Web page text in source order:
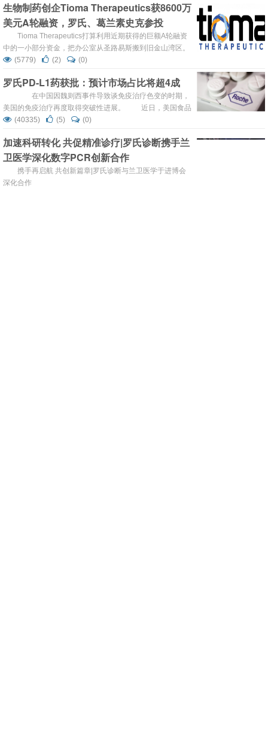
药物Tecentriq第三期阳性非小细胞肺癌（NSCLC）Phase
III数据。不久后，默克也公布了其治疗药物Keytruda该指标
的数据。 ...
生物制药创企Tioma Therapeutics获8600万
美元A轮融资，罗氏、葛兰素史克参投
Tioma Therapeutics打算利用近期获得的巨额A轮融资
中的一小部分资金，把办公室从圣路易斯搬到旧金山湾区。
这个位于加州的总部，因为经验丰富的生物科技高管John
业尝试是成立了Alio BioPharma，2014年底以17.5亿美元
的价格出售给了强生公司。他不仅成立了该公司，还担任其
首席生物官和...
(5779) (2) (0)
罗氏PD-L1药获批：预计市场占比将超4成
在中国因魏则西事件导致谈免疫治疗色变的时期，
美国的免疫治疗再度取得突破性进展。 近日，美国食品
和药物管理局（FDA）批准了首个PD-L1免疫疗法药物
尿路上皮癌。 据FDA称，Tecentriq是第一个被批准用
于治疗这类癌症的PD-1/PD-L...
(40335) (5) (0)
加速科研转化 共促精准诊疗|罗氏诊断携手兰
卫医学深化数字PCR创新合作
携手再启航 共创新篇章|罗氏诊断与兰卫医学于进博会
深化合作